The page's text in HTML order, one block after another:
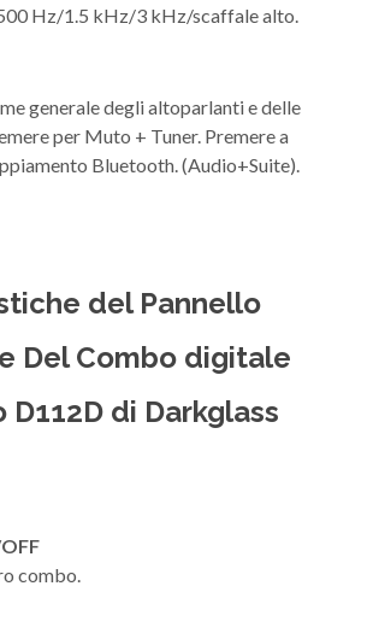
Hz/1.5 kHz/3 kHz/scaffale alto.
generale degli altoparlanti e delle
per Muto + Tuner. Premere a
Bluetooth. (Audio+Suite).
del Pannello
Del Combo digitale
D112D di Darkglass
combo.